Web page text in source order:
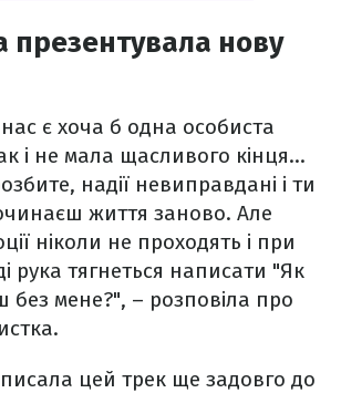
презентувала нову
є хоча б одна особиста
і не мала щасливого кінця…
надії невиправдані і ти
життя заново. Але
ніколи не проходять і при
рука тягнеться написати "Як
мене?", – розповіла про
цей трек ще задовго до